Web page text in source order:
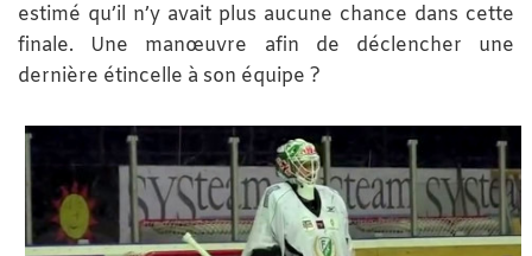
estimé qu’il n’y avait plus aucune chance dans cette
finale. Une manœuvre afin de déclencher une
dernière étincelle à son équipe ?